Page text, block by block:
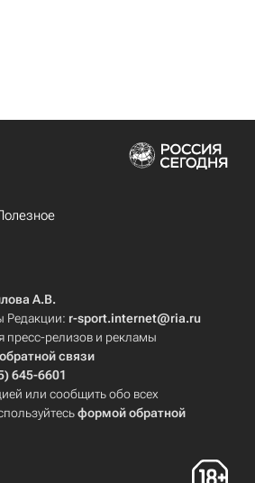
А.В.
Редакции: r-sport.internet@ria.ru
релизов и рекламы
связи
645-6601
или сообщить обо всех
формой обратной